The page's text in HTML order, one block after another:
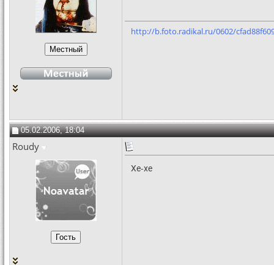
http://b.foto.radikal.ru/0602/
05.02.2006, 18:04
Roudy
Хе-хе